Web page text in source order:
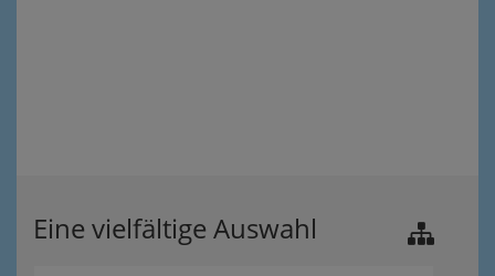
Eine vielfältige Auswahl